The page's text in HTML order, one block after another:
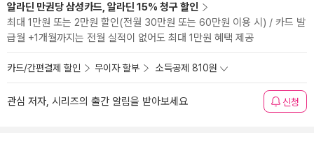
알라딘 만권당 삼성카드, 알라딘 15% 청구 할인
최대 1만원 또는 2만원 할인(전월 30만원 또는 60만원 이용 시) / 카드 발
급월 +1개월까지는 전월 실적이 없어도 최대 1만원 혜택 제공
카드/간편결제 할인 무이자 할부 소득공제 810원
관심 저자, 시리즈의 출간 알림을 받아보세요 신청